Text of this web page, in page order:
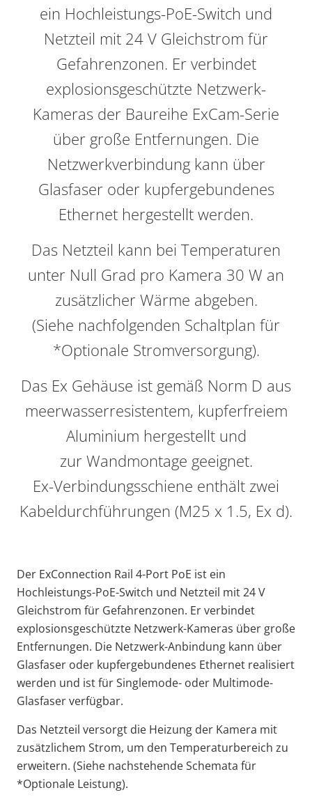
ein Hochleistungs-PoE-Switch und
Netzteil mit 24 V Gleichstrom für
Gefahrenzonen. Er verbindet
explosionsgeschützte Netzwerk-
Kameras der Baureihe ExCam-Serie
über große Entfernungen. Die
Netzwerkverbindung kann über
Glasfaser oder kupfergebundenes
Ethernet hergestellt werden.
Das Netzteil kann bei Temperaturen
unter Null Grad pro Kamera 30 W an
zusätzlicher Wärme abgeben.
(Siehe nachfolgenden Schaltplan für
*Optionale Stromversorgung).
Das Ex Gehäuse ist gemäß Norm D aus
meerwasserresistentem, kupferfreiem
Aluminium hergestellt und
zur Wandmontage geeignet.
Ex-Verbindungsschiene enthält zwei
Kabeldurchführungen (M25 x 1.5, Ex d).
Der ExConnection Rail 4-Port PoE ist ein
Hochleistungs-PoE-Switch und Netzteil mit 24 V
Gleichstrom für Gefahrenzonen. Er verbindet
explosionsgeschützte Netzwerk-Kameras über große
Entfernungen. Die Netzwerk-Anbindung kann über
Glasfaser oder kupfergebundenes Ethernet realisiert
werden und ist für Singlemode- oder Multimode-
Glasfaser verfügbar.
Das Netzteil versorgt die Heizung der Kamera mit
zusätzlichem Strom, um den Temperaturbereich zu
erweitern. (Siehe nachstehende Schemata für
*Optionale Leistung).